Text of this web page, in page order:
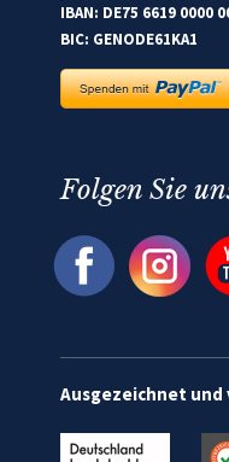
IBAN: DE75 6619 0000
BIC: GENODE61KA1
Folgen Sie
Ausgezeichnet